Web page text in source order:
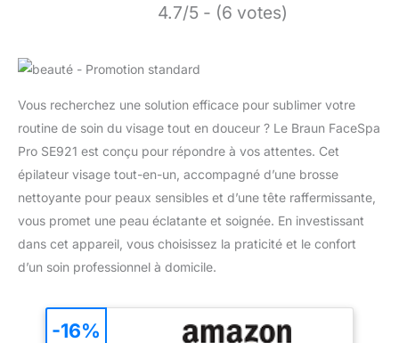
4.7/5 - (6 votes)
Vous recherchez une solution efficace pour sublimer votre
routine de soin du visage tout en douceur ? Le Braun FaceSpa
Pro SE921 est conçu pour répondre à vos attentes. Cet
épilateur visage tout-en-un, accompagné d’une brosse
nettoyante pour peaux sensibles et d’une tête raffermissante,
vous promet une peau éclatante et soignée. En investissant
dans cet appareil, vous choisissez la praticité et le confort
d’un soin professionnel à domicile.
-16%